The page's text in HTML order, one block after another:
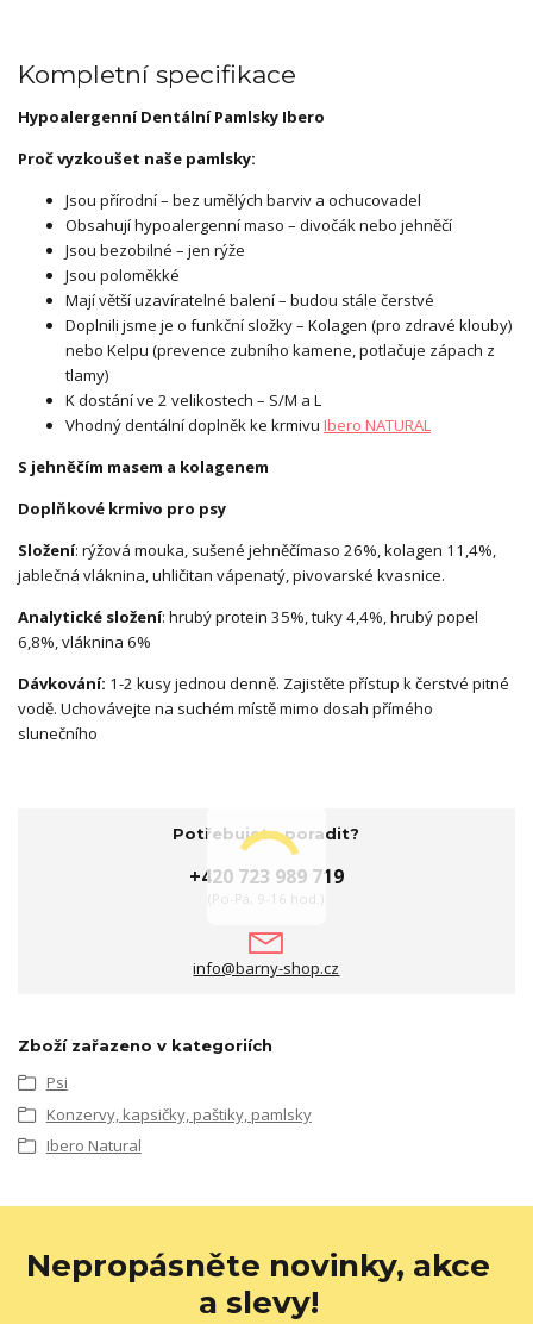
Kompletní specifikace
Hypoalergenní Dentální Pamlsky Ibero
Proč vyzkoušet naše pamlsky:
Jsou přírodní – bez umělých barviv a ochucovadel
Obsahují hypoalergenní maso – divočák nebo jehněčí
Jsou bezobilné – jen rýže
Jsou poloměkké
Mají větší uzavíratelné balení – budou stále čerstvé
Doplnili jsme je o funkční složky – Kolagen (pro zdravé klouby)
nebo Kelpu (prevence zubního kamene, potlačuje zápach z
tlamy)
K dostání ve 2 velikostech – S/M a L
Vhodný dentální doplněk ke krmivu Ibero NATURAL
S jehněčím masem a kolagenem
Doplňkové krmivo pro psy
Složení: rýžová mouka, sušené jehněčímaso 26%, kolagen 11,4%,
jablečná vláknina, uhličitan vápenatý, pivovarské kvasnice.
Analytické složení: hrubý protein 35%, tuky 4,4%, hrubý popel
6,8%, vláknina 6%
Dávkování: 1-2 kusy jednou denně. Zajistěte přístup k čerstvé pitné
vodě. Uchovávejte na suchém místě mimo dosah přímého
slunečního
Potřebujete poradit?
+420 723 989 719
(Po-Pá, 9-16 hod.)
info@barny-shop.cz
Zboží zařazeno v kategoriích
Psi
Konzervy, kapsičky, paštiky, pamlsky
Ibero Natural
Nepropásněte novinky, akce
a slevy!